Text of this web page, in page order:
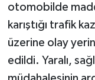
otomobilde
karıştığı trafik
üzerine olay
edildi. Yaralı,